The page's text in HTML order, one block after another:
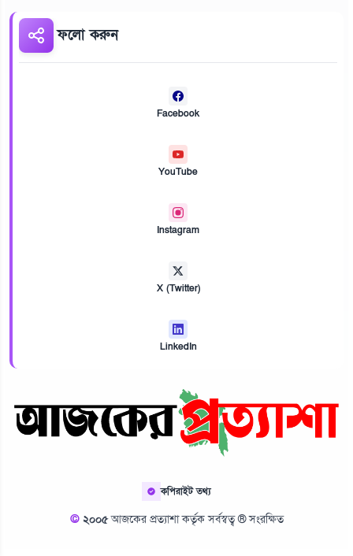
ফলো করুন
Facebook
YouTube
Instagram
X (Twitter)
LinkedIn
কপিরাইট তথ্য
© ২০০৫আজকের প্রত্যাশা কর্তৃক সর্বস্বত্ব ® সংরক্ষিত